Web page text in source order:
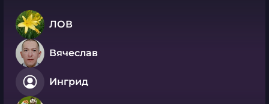
ЛОВ
Вячеслав
Ингрид